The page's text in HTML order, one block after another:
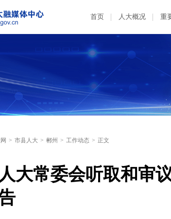
首页 人大概况 重
> 市县人大 > 郴州 > 工作动态 > 正文
大常委会听取和审